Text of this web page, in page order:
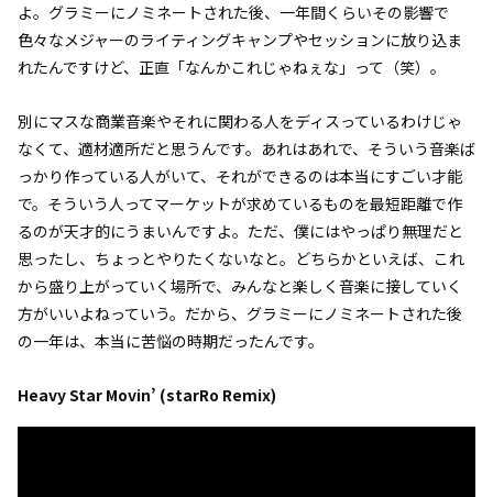
よ。グラミーにノミネートされた後、一年間くらいその影響で
色々なメジャーのライティングキャンプやセッションに放り込ま
れたんですけど、正直「なんかこれじゃねぇな」って（笑）。
別にマスな商業音楽やそれに関わる人をディスっているわけじゃ
なくて、適材適所だと思うんです。あれはあれで、そういう音楽ば
っかり作っている人がいて、それができるのは本当にすごい才能
で。そういう人ってマーケットが求めているものを最短距離で作
るのが天才的にうまいんですよ。ただ、僕にはやっぱり無理だと
思ったし、ちょっとやりたくないなと。どちらかといえば、これ
から盛り上がっていく場所で、みんなと楽しく音楽に接していく
方がいいよねっていう。だから、グラミーにノミネートされた後
の一年は、本当に苦悩の時期だったんです。
Heavy Star Movin’ (starRo Remix)